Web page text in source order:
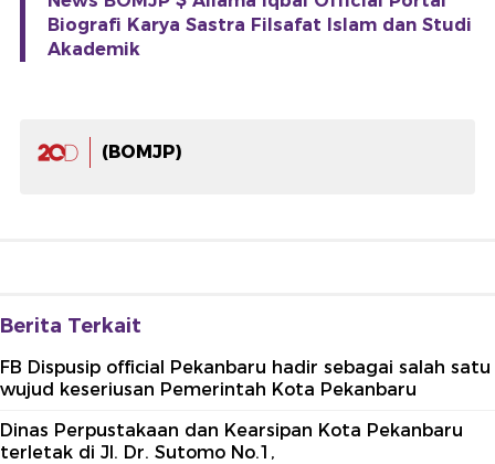
Biografi Karya Sastra Filsafat Islam dan Studi
Akademik
(BOMJP)
Berita Terkait
FB Dispusip official Pekanbaru hadir sebagai salah satu
wujud keseriusan Pemerintah Kota Pekanbaru
Dinas Perpustakaan dan Kearsipan Kota Pekanbaru
terletak di Jl. Dr. Sutomo No.1,